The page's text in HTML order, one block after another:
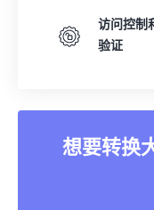
访问控制
验证
想要转换